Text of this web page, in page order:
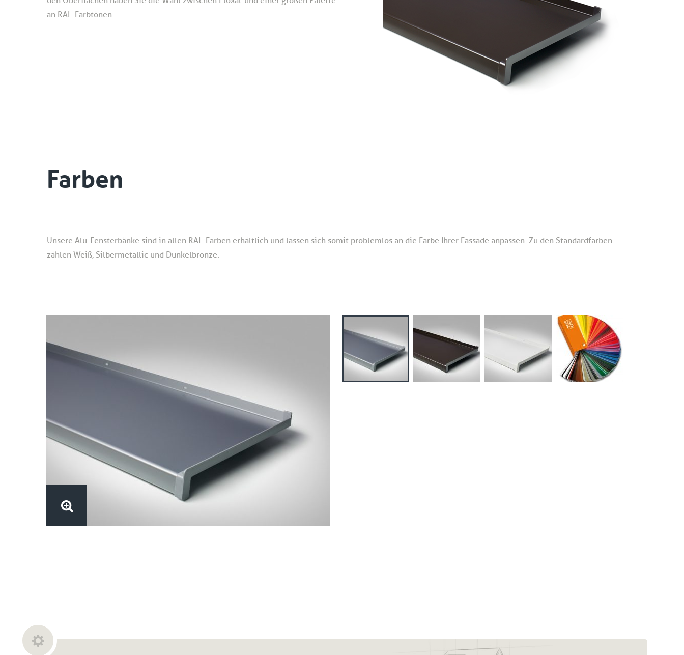
an RAL-Farbtönen.
Farben
Unsere Alu-Fensterbänke sind in allen RAL-Farben erhältlich und lassen sich somit problemlos an die Farbe Ihrer Fassade anpassen. Zu den Standardfarben
zählen Weiß, Silbermetallic und Dunkelbronze.